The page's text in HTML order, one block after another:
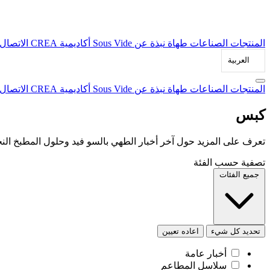
المنتجات الصناعات طهاة نبذة عن Sous Vide أكاديمية CREA الاتصال
العربية‏
المنتجات الصناعات طهاة نبذة عن Sous Vide أكاديمية CREA الاتصال
كبس
تعرف على المزيد حول آخر أخبار الطهي بالسو فيد وحلول المطبخ
تصفية حسب الفئة
جميع الفئات
تحديد كل شيء اعاده تعيين
أخبار عامة
سلاسل المطاعم